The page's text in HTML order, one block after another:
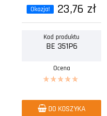
Okazja! 23,76 zł
Kod produktu
BE 351P6
Ocena
DO KOSZYKA